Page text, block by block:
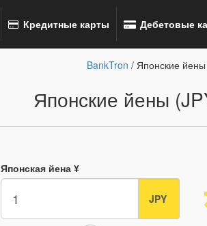
Кредитные карты Дебетовые
BankTron / Японские
Японские йены
Японская йена ¥